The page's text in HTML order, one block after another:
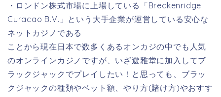
・ロンドン株式市場に上場している「Breckenridge
Curacao B.V.」という大手企業が運営している安心な
ネットカジノである
ことから現在日本で数多くあるオンカジの中でも人気
のオンラインカジノですが、いざ遊雅堂に加入してブ
ラックジャックでプレイしたい！と思っても、ブラッ
クジャックの種類やベット額、やり方(賭け方)やおすす